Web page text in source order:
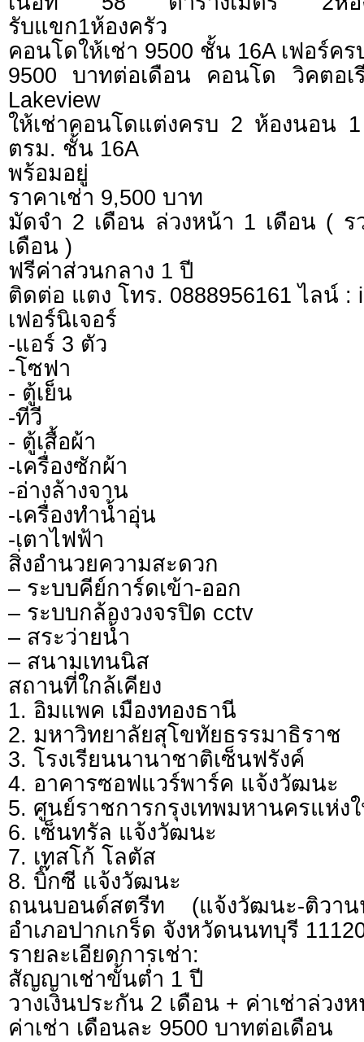
รับแขก1ห้องครัว
คอนโดให้เช่า 9500 ชั้น 16A เฟอร์คร
9500 บาทต่อเดือน คอนโด วิคตอเ
Lakeview
ให้เช่าคอนโดแต่งครบ 2 ห้องนอน
ตรม. ชั้น 16A
พร้อมอยู่
ราคาเช่า 9,500 บาท
มัดจำ 2 เดือน ล่วงหน้า 1 เดือน ( ร
เดือน )
ฟรีค่าส่วนกลาง 1 ปี
ติดต่อ แตง โทร. 0888956161 ไลน์ :
เฟอร์นิเจอร์
-แอร์ 3 ตัว
-โซฟา
- ตู้เย็น
-ทีวี
- ตู้เสื้อผ้า
-เครื่องซักผ้า
-อ่างล้างจาน
-เครื่องทำน้ำอุ่น
-เตาไฟฟ้า
สิ่งอำนวยความสะดวก
– ระบบคีย์การ์ดเข้า-ออก
– ระบบกล้องวงจรปิด cctv
– สระว่ายน้ำ
– สนามเทนนิส
สถานที่ใกล้เคียง
1. อิมแพค เมืองทองธานี
2. มหาวิทยาลัยสุโขทัยธรรมาธิราช
3. โรงเรียนนานาชาติเซ็นฟรังค์
4. อาคารซอฟแวร์พาร์ค แจ้งวัฒนะ
5. ศูนย์ราชการกรุงเทพมหานครแห่ง
6. เซ็นทรัล แจ้งวัฒนะ
7. เทสโก้ โลตัส
8. บิ๊กซี แจ้งวัฒนะ
ถนนบอนด์สตรีท (แจ้งวัฒนะ-ติวา
อำเภอปากเกร็ด จังหวัดนนทบุรี
รายละเอียดการเช่า:
สัญญาเช่าขั้นต่ำ 1 ปี
วางเงินประกัน 2 เดือน + ค่าเช่าล่วง
ค่าเช่า เดือนละ 9500 บาทต่อเดือน